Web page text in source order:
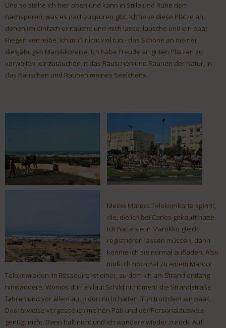
Und so stehe ich hier oben und kann in Stille und Ruhe dem
nachspüren, was es nachzuspüren gibt. Ich liebe diese Plätze an
denen ich einfach eintauche und mich lasse, lausche und ein paar
Fliegen vertreibe. Ich muß nicht viel tun,- das Schöne an meiner
diesjährigen Marokkoreise. Ich habe Freude an guten Plätzen zu
verweilen, einzutauchen in das Rauschen und Raunen der Natur, in
das Rauschen und Raunen meines Seelchens.
Meine Marocc Telekomkarte spinnt,
die, die ich bei Carlos gekauft hatte.
Ich hätte sie in Marokko gleich
registrieren lassen müssen, dann
könnte ich sie normal aufladen. Also
muß ich nochmal zu einem Marocc
Telekomladen. In Essaouira ist einer, zu dem ich am Strand entlang
hinwandere. Womos dürfen laut Schild nicht mehr die Strandstraße
fahren und vor allem auch dort nicht halten. Tun trotzdem ein paar.
Dooferweise vergesse ich meinen Paß und der Personalausweis
genügt nicht. Dann halt nicht und ich wandere wieder zurück. Auf